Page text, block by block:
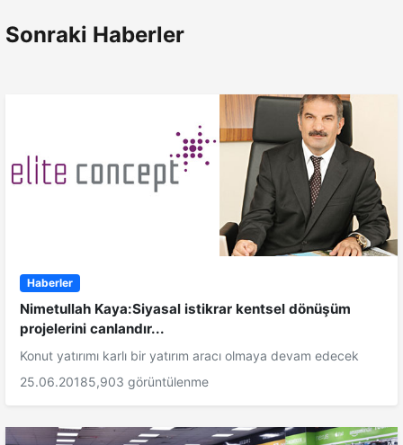
Sonraki Haberler
Haberler
Nimetullah Kaya:Siyasal istikrar kentsel dönüşüm
projelerini canlandır...
Konut yatırımı karlı bir yatırım aracı olmaya devam edecek
25.06.20185,903 görüntülenme